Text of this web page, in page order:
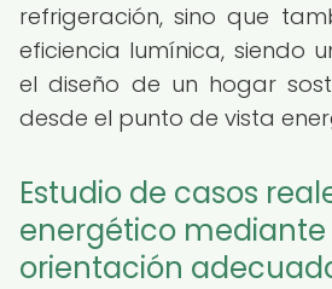
refrigeración, sino que
eficiencia lumínica, siendo
el diseño de un hogar
desde el punto de vista
Estudio de casos
energético mediante
orientación